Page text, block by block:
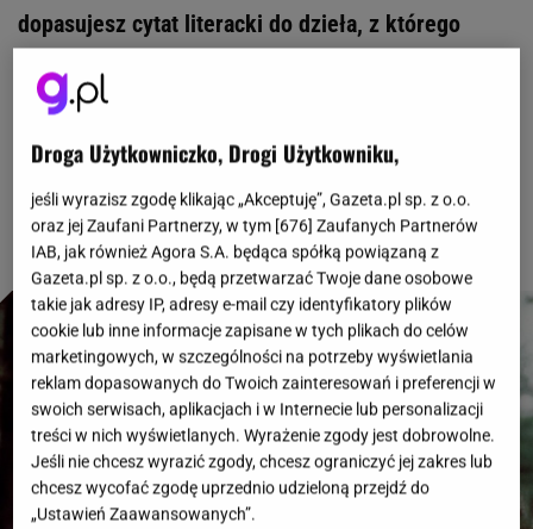
dopasujesz cytat literacki do dzieła, z którego
książkowych, ale może wakacyjni czytelnicy też
mają szansę na komplet punktów? Przekonajmy
Droga Użytkowniczko, Drogi Użytkowniku,
jeśli wyrazisz zgodę klikając „Akceptuję”, Gazeta.pl sp. z o.o.
oraz jej Zaufani Partnerzy, w tym [676] Zaufanych Partnerów
IAB, jak również Agora S.A. będąca spółką powiązaną z
Gazeta.pl sp. z o.o., będą przetwarzać Twoje dane osobowe
takie jak adresy IP, adresy e-mail czy identyfikatory plików
cookie lub inne informacje zapisane w tych plikach do celów
marketingowych, w szczególności na potrzeby wyświetlania
reklam dopasowanych do Twoich zainteresowań i preferencji w
swoich serwisach, aplikacjach i w Internecie lub personalizacji
treści w nich wyświetlanych. Wyrażenie zgody jest dobrowolne.
Jeśli nie chcesz wyrazić zgody, chcesz ograniczyć jej zakres lub
chcesz wycofać zgodę uprzednio udzieloną przejdź do
„Ustawień Zaawansowanych”.